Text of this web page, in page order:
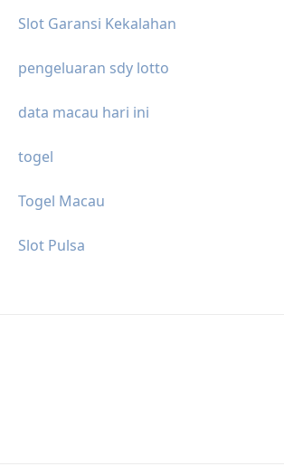
Slot Garansi Kekalahan
pengeluaran sdy lotto
data macau hari ini
togel
Togel Macau
Slot Pulsa